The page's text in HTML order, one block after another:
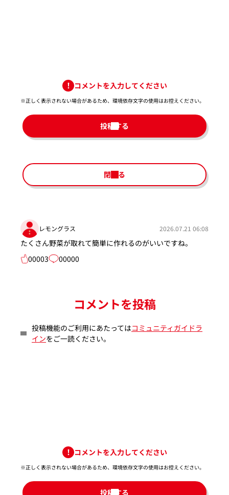
コメントを入力してください
※正しく表示されない場合があるため、環境依存文字の使用はお控えください。​
投稿する
閉じる
レモングラス 2026.07.21 06:08
たくさん野菜が取れて簡単に作れるのがいいですね。
00003
00000
コメントを投稿
投稿機能のご利用にあたってはコミュニティガイドラ
インをご一読ください。
コメントを入力してください
※正しく表示されない場合があるため、環境依存文字の使用はお控えください。​
投稿する